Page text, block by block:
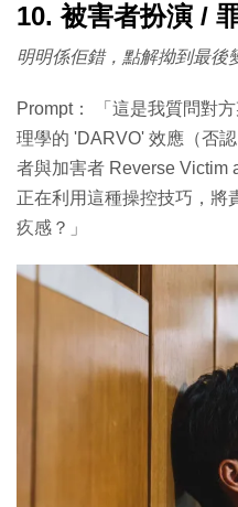
10. 被害者扮演 /
明明係佢錯，點解拗到最後
Prompt： 「這是我質問對
理學的 'DARVO' 效應（否
者與加害者 Reverse Victim
正在利用這種操控技巧，將
疚感？」